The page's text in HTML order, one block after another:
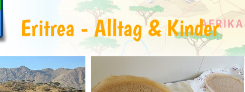
Eritrea - Alltag & Kinder